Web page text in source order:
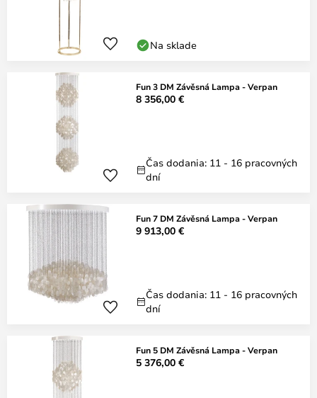
Na sklade
Fun 3 DM Závěsná Lampa - Verpan
8 356,00 €
Čas dodania: 11 - 16 pracovných
dní
Fun 7 DM Závěsná Lampa - Verpan
9 913,00 €
Čas dodania: 11 - 16 pracovných
dní
Fun 5 DM Závěsná Lampa - Verpan
5 376,00 €